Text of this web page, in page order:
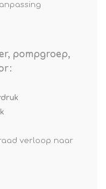
pompgroep,
verloop naar